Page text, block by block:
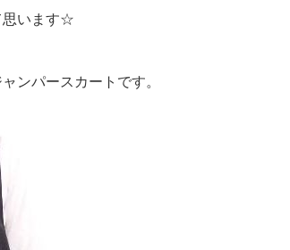
思います☆
ンパースカートです。